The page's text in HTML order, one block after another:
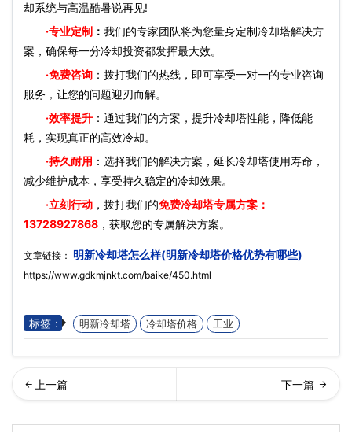
却系统与高温酷暑说再见!
·专业定制 ： 我们的专家团队将为您量身定制冷却塔解决方
案，确保每一分冷却投资都发挥最大效。
·免费咨询 ：拨打我们的热线，即可享受一对一的专业咨询
服务，让您的问题迎刃而解。
·效率提升 ：通过我们的方案，提升冷却塔性能，降低能
耗，实现真正的高效冷却。
·持久耐用 ：选择我们的解决方案，延长冷却塔使用寿命，
减少维护成本，享受持久稳定的冷却效果。
·立刻行动 ，拨打我们的免费冷却塔专属方案：
13728927868 ，获取您的专属解决方案。
文章链接： 明新冷却塔怎么样(明新冷却塔价格优势有哪些)
https://www.gdkmjnkt.com/baike/450.html
标签： 明新冷却塔 冷却塔价格 工业